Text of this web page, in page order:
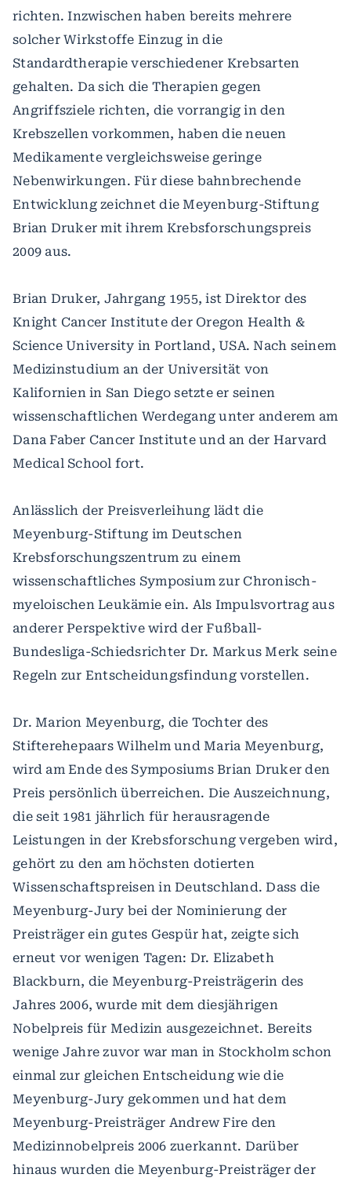
richten. Inzwischen haben bereits mehrere
solcher Wirkstoffe Einzug in die
Standardtherapie verschiedener Krebsarten
gehalten. Da sich die Therapien gegen
Angriffsziele richten, die vorrangig in den
Krebszellen vorkommen, haben die neuen
Medikamente vergleichsweise geringe
Nebenwirkungen. Für diese bahnbrechende
Entwicklung zeichnet die Meyenburg-Stiftung
Brian Druker mit ihrem Krebsforschungspreis
2009 aus.
Brian Druker, Jahrgang 1955, ist Direktor des
Knight Cancer Institute der Oregon Health &
Science University in Portland, USA. Nach seinem
Medizinstudium an der Universität von
Kalifornien in San Diego setzte er seinen
wissenschaftlichen Werdegang unter anderem am
Dana Faber Cancer Institute und an der Harvard
Medical School fort.
Anlässlich der Preisverleihung lädt die
Meyenburg-Stiftung im Deutschen
Krebsforschungszentrum zu einem
wissenschaftliches Symposium zur Chronisch-
myeloischen Leukämie ein. Als Impulsvortrag aus
anderer Perspektive wird der Fußball-
Bundesliga-Schiedsrichter Dr. Markus Merk seine
Regeln zur Entscheidungsfindung vorstellen.
Dr. Marion Meyenburg, die Tochter des
Stifterehepaars Wilhelm und Maria Meyenburg,
wird am Ende des Symposiums Brian Druker den
Preis persönlich überreichen. Die Auszeichnung,
die seit 1981 jährlich für herausragende
Leistungen in der Krebsforschung vergeben wird,
gehört zu den am höchsten dotierten
Wissenschaftspreisen in Deutschland. Dass die
Meyenburg-Jury bei der Nominierung der
Preisträger ein gutes Gespür hat, zeigte sich
erneut vor wenigen Tagen: Dr. Elizabeth
Blackburn, die Meyenburg-Preisträgerin des
Jahres 2006, wurde mit dem diesjährigen
Nobelpreis für Medizin ausgezeichnet. Bereits
wenige Jahre zuvor war man in Stockholm schon
einmal zur gleichen Entscheidung wie die
Meyenburg-Jury gekommen und hat dem
Meyenburg-Preisträger Andrew Fire den
Medizinnobelpreis 2006 zuerkannt. Darüber
hinaus wurden die Meyenburg-Preisträger der